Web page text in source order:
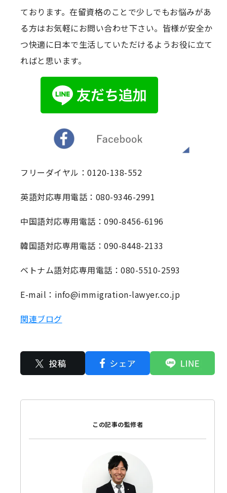
ております。在留資格のことで少しでもお悩みがあ
る方はお気軽にお問い合わせ下さい。皆様が安全か
つ快適に日本で生活していただけるようお役に立て
ればと思います。
フリーダイヤル：0120-138-552
英語対応専用電話：080-9346-2991
中国語対応専用電話：090-8456-6196
韓国語対応専用電話：090-8448-2133
ベトナム語対応専用電話：080-5510-2593
E-mail：info@immigration-lawyer.co.jp
関連ブログ
この記事の監修者